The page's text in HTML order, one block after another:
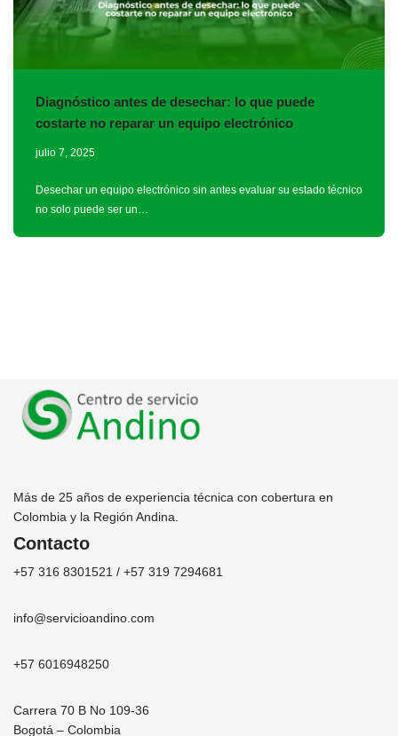
Diagnóstico antes de desechar: lo que puede
costarte no reparar un equipo electrónico
julio 7, 2025
Desechar un equipo electrónico sin antes evaluar su estado técnico
no solo puede ser un…
Más de 25 años de experiencia técnica con cobertura en
Colombia y la Región Andina.
Contacto
+57 316 8301521 / +57 319 7294681
info@servicioandino.com
+57 6016948250
Carrera 70 B No 109-36
Bogotá – Colombia